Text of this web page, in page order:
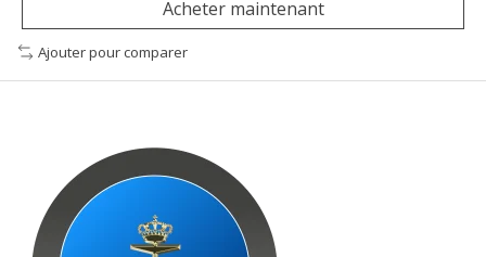
Acheter maintenant
Ajouter pour comparer